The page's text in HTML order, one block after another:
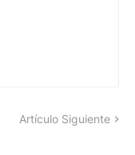
Artículo Siguiente